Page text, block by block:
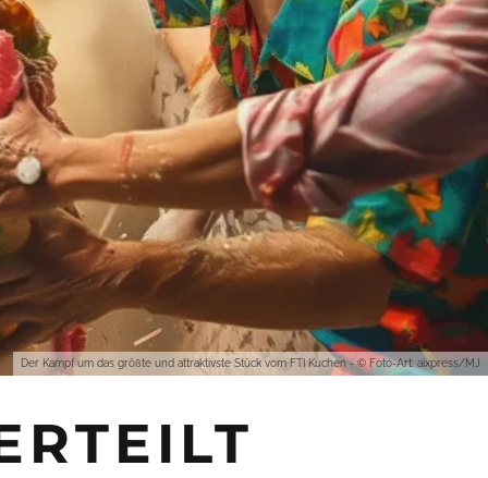
Der Kampf um das größte und attraktivste Stück vom FTI Kuchen - © Foto-Art: aixpress/MJ